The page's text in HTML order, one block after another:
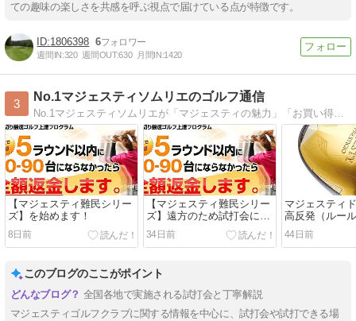
ての趣味の楽しさを共感を呼ぶ視点で届けている点が特徴です。
1806398 6
週間IN:320 週間OUT:630 月間IN:1420
3
No.1マジェスティソムリエのゴルフ通信
No.1マジェスティソムリエが「マジェスティの魅力」「お買い得情報」「ゴルフ上達法」等、情報発信しています。
【マジェスティ難民シリー
ズ】を始めます！
8日前
【マジェスティ難民シリー
ズ】遠方のため試打会に来
れない方へ！
34日前
マジェスティ
高反発（ルー
か？という質
ます！
44日前
このブログのここがポイント
全国各地で実施される試打会と丁寧解説
マジェスティゴルフクラブに関する情報を中心に、試打会や試打できる場